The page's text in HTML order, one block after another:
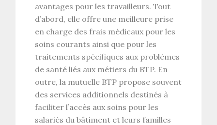
avantages pour les travailleurs. Tout
d’abord, elle offre une meilleure prise
en charge des frais médicaux pour les
soins courants ainsi que pour les
traitements spécifiques aux problèmes
de santé liés aux métiers du BTP. En
outre, la mutuelle BTP propose souvent
des services additionnels destinés à
faciliter l’accès aux soins pour les
salariés du bâtiment et leurs familles